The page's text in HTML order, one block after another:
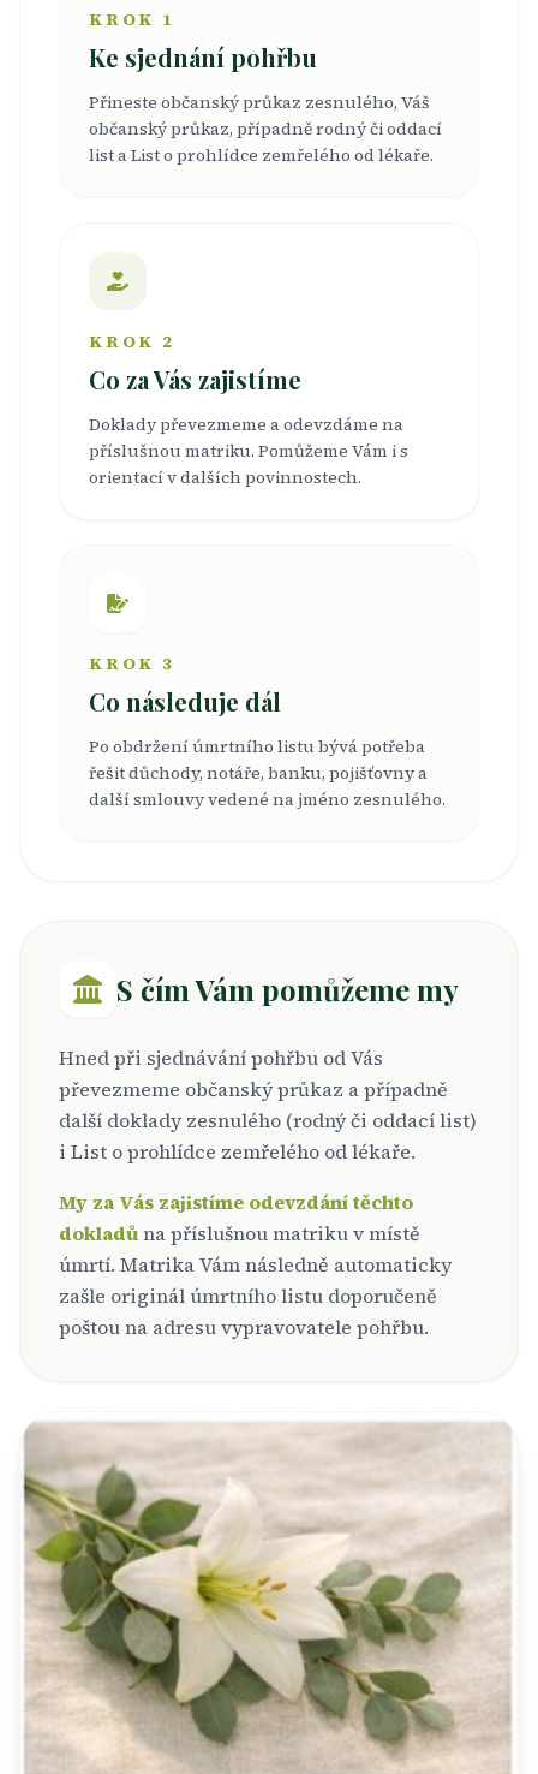
KROK 1
Ke sjednání pohřbu
Přineste občanský průkaz zesnulého, Váš
občanský průkaz, případně rodný či oddací
list a List o prohlídce zemřelého od lékaře.
KROK 2
Co za Vás zajistíme
Doklady převezmeme a odevzdáme na
příslušnou matriku. Pomůžeme Vám i s
orientací v dalších povinnostech.
KROK 3
Co následuje dál
Po obdržení úmrtního listu bývá potřeba
řešit důchody, notáře, banku, pojišťovny a
další smlouvy vedené na jméno zesnulého.
S čím Vám pomůžeme my
Hned při sjednávání pohřbu od Vás
převezmeme občanský průkaz a případně
další doklady zesnulého (rodný či oddací list)
i List o prohlídce zemřelého od lékaře.
My za Vás zajistíme odevzdání těchto
dokladůna příslušnou matriku v místě
úmrtí. Matrika Vám následně automaticky
zašle originál úmrtního listu doporučeně
poštou na adresu vypravovatele pohřbu.